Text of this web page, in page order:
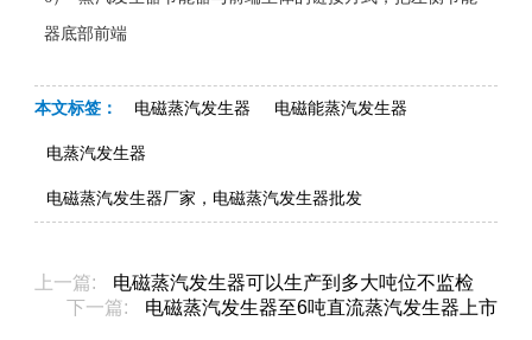
器底部前端
本文标签： 电磁蒸汽发生器 电磁能蒸汽发生器
电蒸汽发生器
电磁蒸汽发生器厂家，电磁蒸汽发生器批发
上一篇:
电磁蒸汽发生器可以生产到多大吨位不监检
下一篇:
电磁蒸汽发生器​至6吨直流蒸汽发生器上市